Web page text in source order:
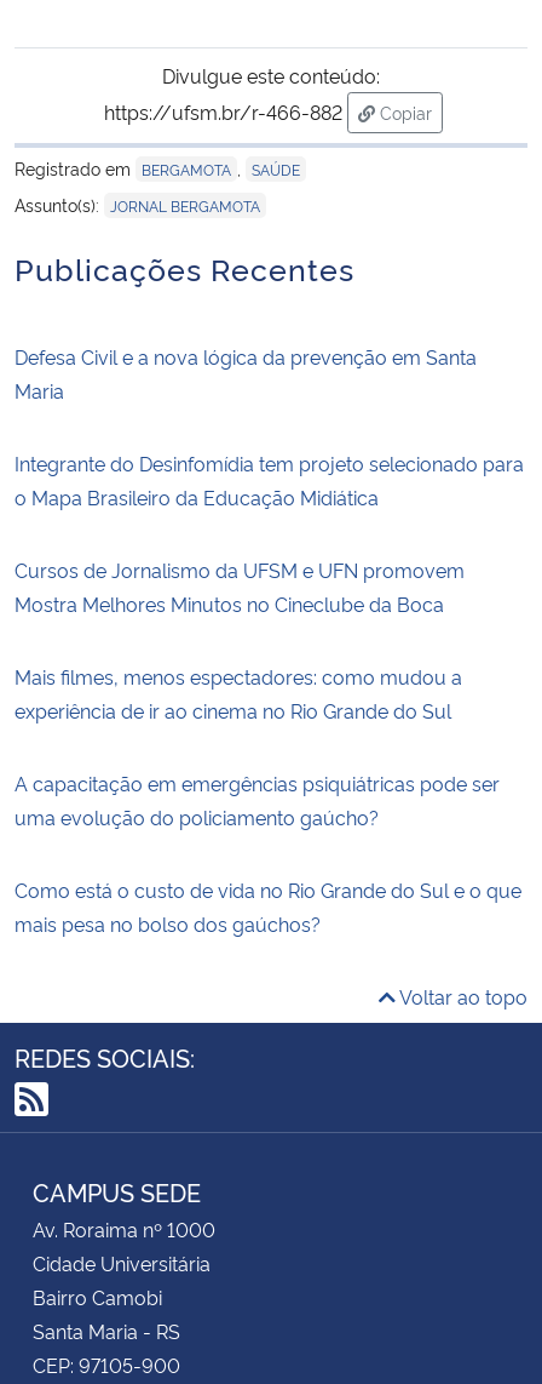
Divulgue este conteúdo:
https://ufsm.br/r-466-882
Copiar
para área de
Registrado em
BERGAMOTA SAÚDE
Assunto(s): JORNAL BERGAMOTA
Publicações Recentes
Defesa Civil e a nova lógica da prevenção em Santa
Maria
Integrante do Desinfomídia tem projeto selecionado para
o Mapa Brasileiro da Educação Midiática
Cursos de Jornalismo da UFSM e UFN promovem
Mostra Melhores Minutos no Cineclube da Boca
Mais filmes, menos espectadores: como mudou a
experiência de ir ao cinema no Rio Grande do Sul
A capacitação em emergências psiquiátricas pode ser
uma evolução do policiamento gaúcho?
Como está o custo de vida no Rio Grande do Sul e o que
mais pesa no bolso dos gaúchos?
Voltar ao topo
REDES SOCIAIS:
RSS
CAMPUS SEDE
Av. Roraima nº 1000
Cidade Universitária
Bairro Camobi
Santa Maria - RS
CEP: 97105-900